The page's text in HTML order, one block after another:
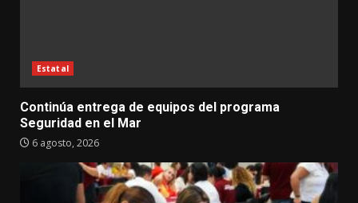
Estatal
Continúa entrega de equipos del programa
Seguridad en el Mar
6 agosto, 2026